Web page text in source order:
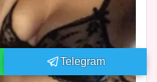
Telegram